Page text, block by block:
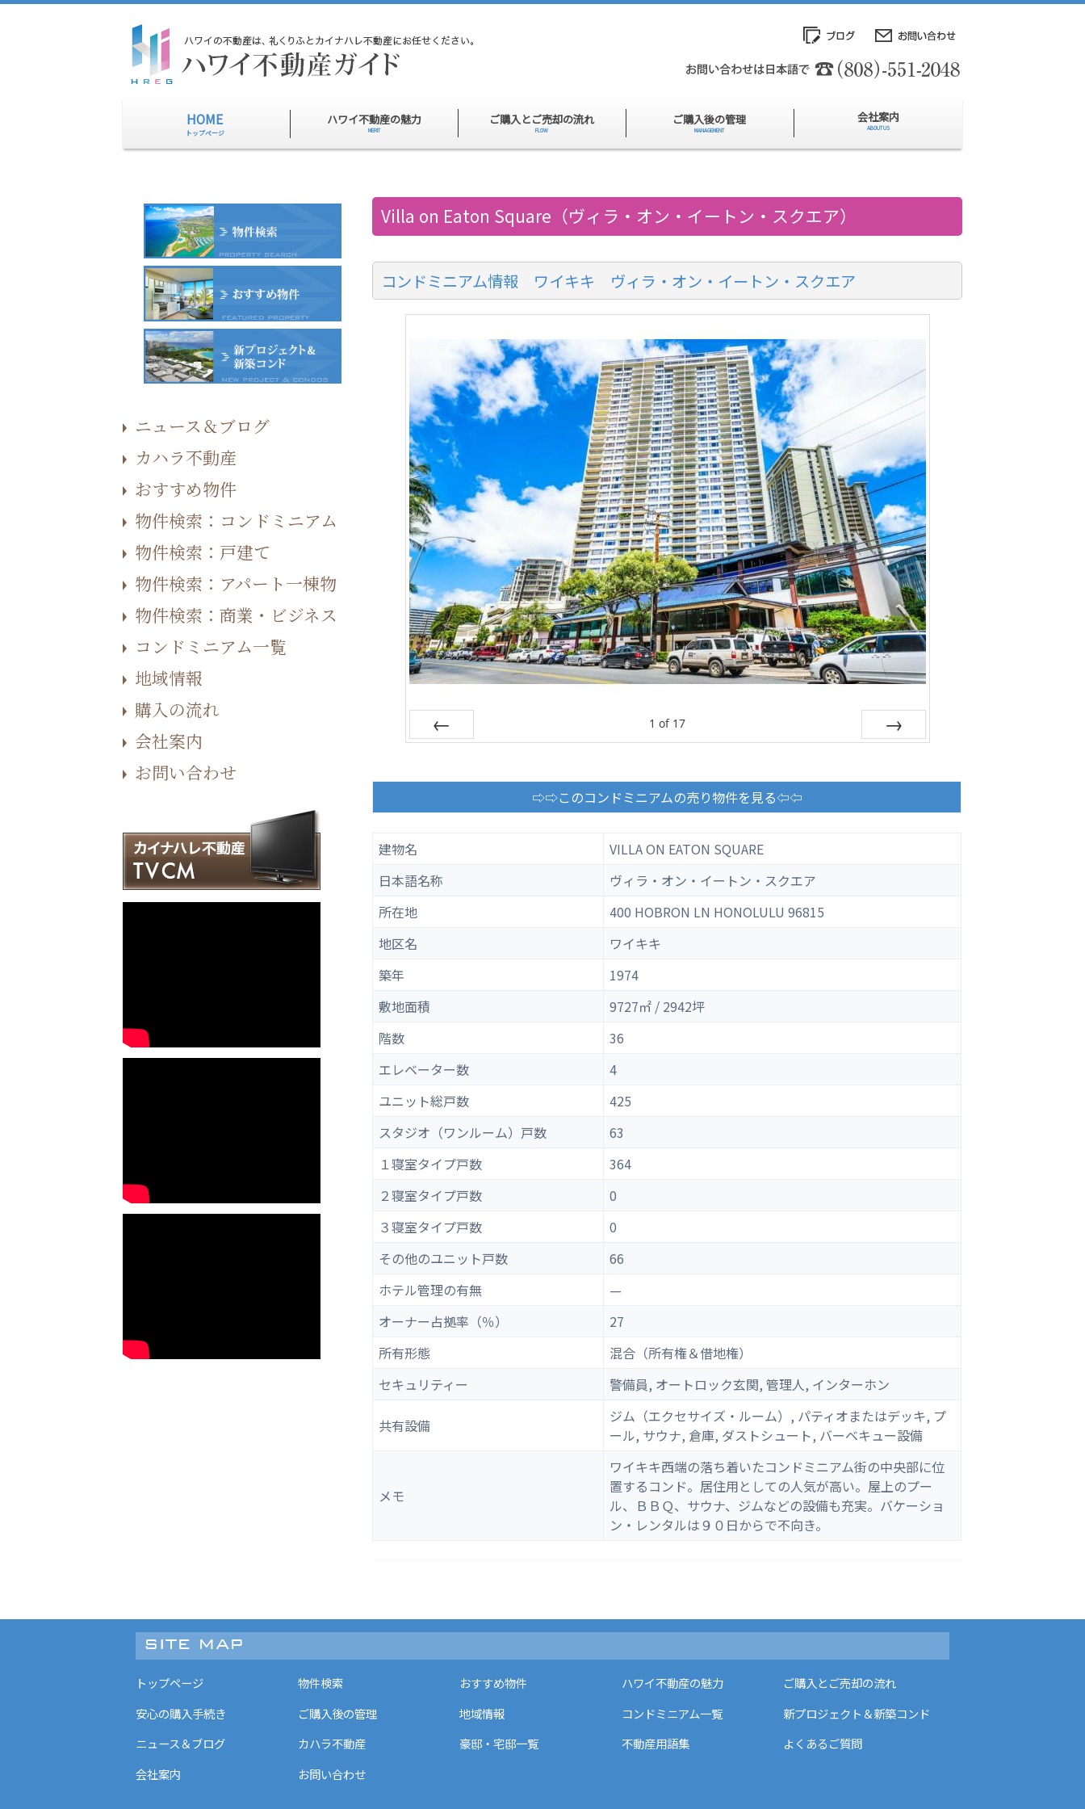
HOME
トップページ
ハワイ不動産の魅力
MERIT
ご購入とご売却の流れ
FLOW
ご購入後の管理
MANAGEMENT
会社案内
ABOUT US
Villa on Eaton Square（ヴィラ・オン・イートン・スクエア）
コンドミニアム情報 ワイキキ ヴィラ・オン・イートン・スクエア
1 of 17
⇨⇨このコンドミニアムの売り物件を見る⇦⇦
建物名
VILLA ON EATON SQUARE
日本語名称
ヴィラ・オン・イートン・スクエア
所在地
400 HOBRON LN HONOLULU 96815
地区名
ワイキキ
築年
1974
敷地面積
9727㎡ / 2942坪
階数
36
エレベーター数
4
ユニット総戸数
425
スタジオ（ワンルーム）戸数
63
１寝室タイプ戸数
364
２寝室タイプ戸数
0
３寝室タイプ戸数
0
その他のユニット戸数
66
ホテル管理の有無
—
オーナー占拠率（％）
27
所有形態
混合（所有権＆借地権）
セキュリティー
警備員, オートロック玄関, 管理人, インターホン
共有設備
ジム（エクセサイズ・ルーム）, パティオまたはデッキ, プ
ール, サウナ, 倉庫, ダストシュート, バーベキュー設備
メモ
ワイキキ西端の落ち着いたコンドミニアム街の中央部に位
置するコンド。居住用としての人気が高い。屋上のプー
ル、ＢＢＱ、サウナ、ジムなどの設備も充実。バケーショ
ン・レンタルは９０日からで不向き。
ニュース＆ブログ
カハラ不動産
おすすめ物件
物件検索：コンドミニアム
物件検索：戸建て
物件検索：アパート一棟物
物件検索：商業・ビジネス
コンドミニアム一覧
地域情報
購入の流れ
会社案内
お問い合わせ
トップページ 物件検索 おすすめ物件 ハワイ不動産の魅力
ご購入とご売却の流れ
安心の購入手続き
ご購入後の管理 地域情報 コンドミニアム一覧
新プロジェクト＆新築コンド
ニュース＆ブログ
カハラ不動産 豪邸・宅邸一覧 不動産用語集
よくあるご質問
会社案内
お問い合わせ